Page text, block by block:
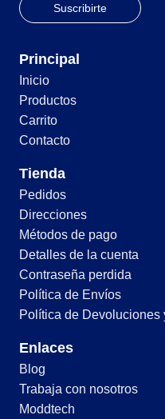
Principal
Inicio
Productos
Carrito
Contacto
Tienda
Pedidos
Direcciones
Métodos de pago
Detalles de la cuenta
Contraseña perdida
Política de Envíos
Política de Devoluciones
Enlaces
Blog
Trabaja con nosotros
Moddtech